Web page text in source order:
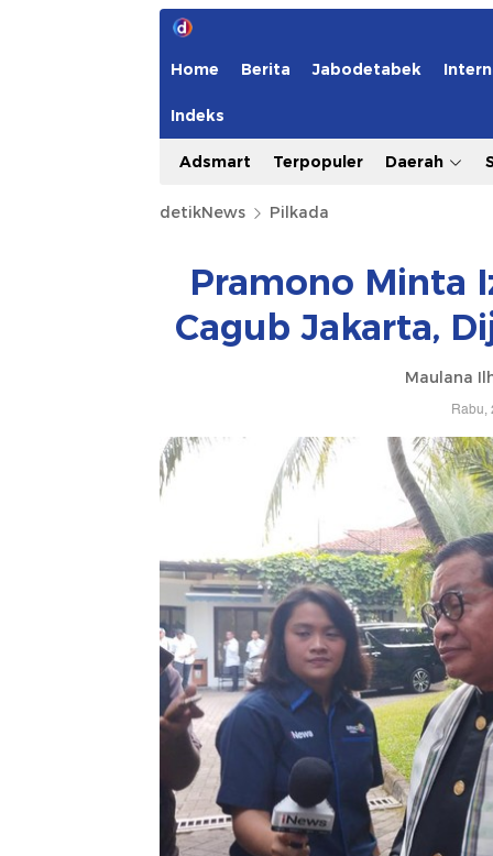
Home Berita Jabodetabek
Indeks
Adsmart Terpopuler Daerah
detikNews Pilkada
Pramono Minta
Cagub Jakarta,
Maulana
Rabu,